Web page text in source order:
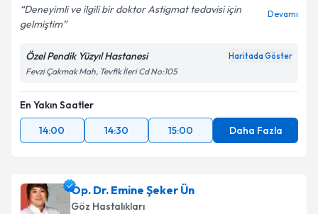
Deneyimli ve ilgili bir doktor Astigmat tedavisi için
gelmiştim
Devamı
Özel Pendik Yüzyıl Hastanesi Haritada Göster
Fevzi Çakmak Mah, Tevfik İleri Cd No:105
En Yakın Saatler
14:00
14:30 15:00 Daha Fazla
Op. Dr. Emine Şeker Ün
Göz Hastalıkları